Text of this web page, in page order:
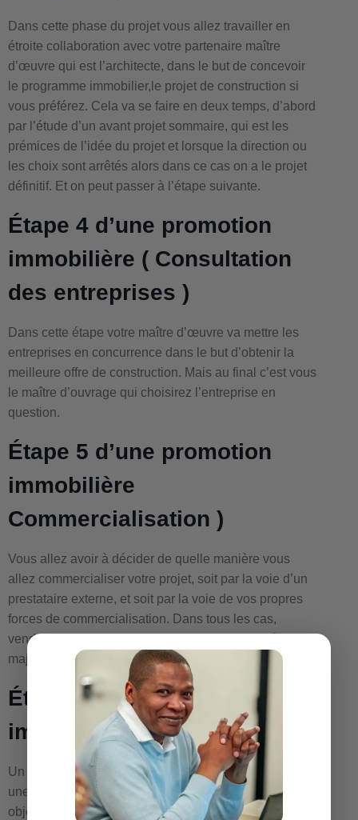
Dans cette phase du projet vous allez travailler en
étroite collaboration avec votre partenaire maître
d’œuvre qui est l’architecte, dans le but de concevoir
le programme immobilier,le projet de construction si
vous préférez. Cela va se faire en deux temps, d’abord
par l’étude d’un avant projet sommaire, qui est les
prémices de l’idée du projet et lorsque la direction ou
les choix sont arrêtés alors dans ce cas on a le projet
définitif. Et on peut passer à l’étape suivante.
Étape 4 d’une promotion
immobilière ( Consultation
des entreprises )
Dans cette étape votre maître d’œuvre va mettre les
entreprises en concurrence dans le but d’obtenir la
meilleure offre de construction. Mais au final c’est vous
le maître d’ouvrage qui choisirez l’entreprise en
question.
Étape 5 d’une promotion
immobilière
Commercialisation )
Vous allez avoir à décider de quelle manière vous
allez commercialiser votre projet, soit par la voie d’un
prestataire externe, et soit par la voie de vos propres
forces de commercialisation. Dans tous les cas,
vendre votre programme immobilier est un impératif
majeur.
Étape 6 d’une promotion
immobilière ( Juridique)
Un expert, avocat immobilier va concevoir avec vous
une structure juridique qui doit être adaptée à votre
objectif. Ce n’est pas là partie la plus compliquée du